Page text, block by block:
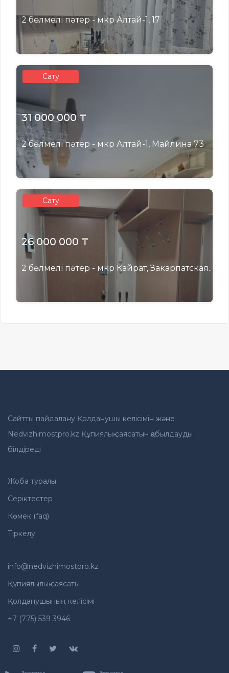
2 бөлмелі пәтер - мкр Алтай-1, 17
Сату
31 000 000 ₸
2 бөлмелі пәтер - мкр Алтай-1, Майлина 73
Сату
26 000 000 ₸
2 бөлмелі пәтер - мкр Кайрат, Закарпатская..
Сайтты пайдалану Қолданушы келісімін және
Nedvizhimostpro.kz Құпиялық саясатын қабылдауды
білдіреді
Жоба туралы
Серіктестер
Көмек (faq)
Тіркелу
info@nedvizhimostpro.kz
Құпиялылық саясаты
Қолданушының келісімі
+7 (775) 539 3946